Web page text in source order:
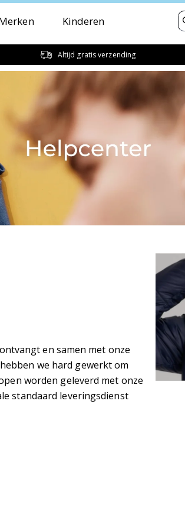
Kinderen
Altijd gratis verzending
en samen met onze
we hard gewerkt om
worden geleverd met onze
standaard leveringsdienst